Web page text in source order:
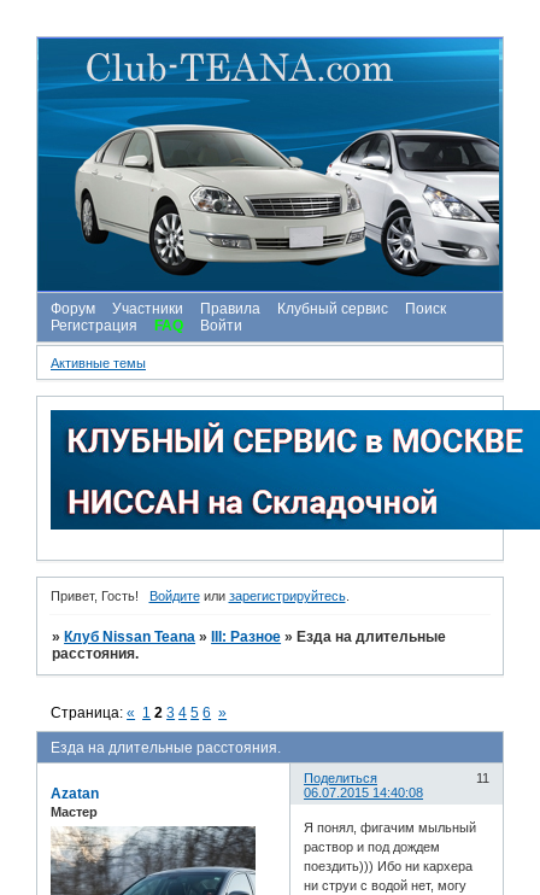
Форум Участники Правила Клубный сервис
Поиск
Регистрация
FAQ Войти
Активные темы
Привет, Гость! Войдитеили зарегистрируйтесь.
» Клуб Nissan Teana » III: Разное » Езда на длительные
расстояния.
Езда на длительные расстояния.
Страница:« 1 2 3 4 5 6 »
Поделиться
11
06.07.2015 14:40:08
Azatan
Мастер
Я понял, фигачим мыльный
раствор и под дождем
поездить))) Ибо ни кархера
ни струи с водой нет, могу